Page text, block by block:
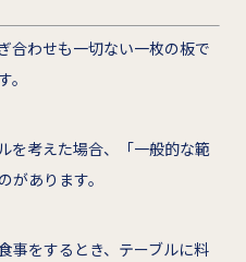
合わせも一切ない一枚の板で
を考えた場合、「一般的な範
あります。
事をするとき、テーブルに料